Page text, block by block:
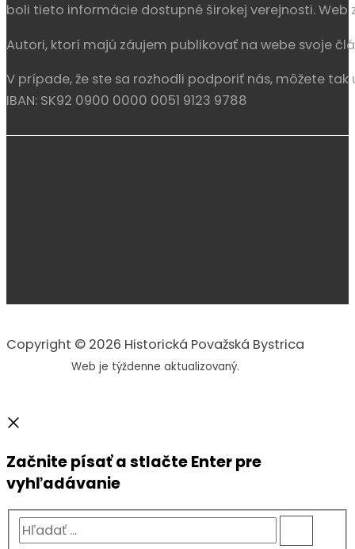
boli tieto informácie dostupné širokej verejnosti. Web
Autori, ktorí majú záujem publikovať na webe svoje
V prípade, že ste sa rozhodli podporiť nás, môžete tak
IBAN: SK92 0900 0000 0051 9123 9788
Copyright © 2026 Historická Považská Bystrica
Web je týždenne aktualizovaný.
Začnite písať a stlačte Enter pre
vyhľadávanie
Hľadať